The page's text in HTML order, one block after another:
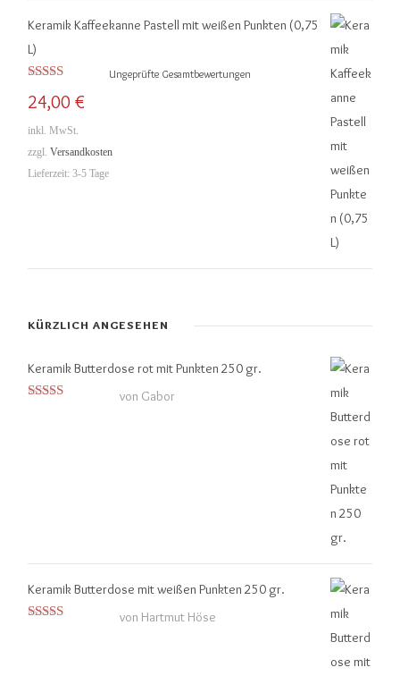
Keramik Kaffeekanne Pastell mit weißen Punkten (0,75
L)
5.00von 5
Ungeprüfte Gesamtbewertungen
24,00 €
inkl. MwSt.
zzgl. Versandkosten
Lieferzeit: 3-5 Tage
KÜRZLICH ANGESEHEN
Keramik Butterdose rot mit Punkten 250 gr.
von Gabor
Keramik Butterdose mit weißen Punkten 250 gr.
von Hartmut Höse